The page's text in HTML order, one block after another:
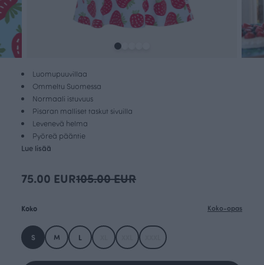
Luomupuuvillaa
Ommeltu Suomessa
Normaali istuvuus
Pisaran malliset taskut sivuilla
Levenevä helma
Pyöreä pääntie
Lue lisää
75.00 EUR105.00 EUR
Koko Koko-opas
S M L